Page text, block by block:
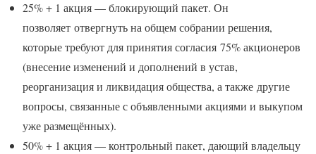
25% + 1 акция — блокирующий пакет. Он
позволяет отвергнуть на общем собрании решения,
которые требуют для принятия согласия 75% акционеров
(внесение изменений и дополнений в устав,
реорганизация и ликвидация общества, а также другие
вопросы, связанные с объявленными акциями и выкупом
уже размещённых).
50% + 1 акция — контрольный пакет, дающий владельцу